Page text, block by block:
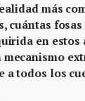
más
cuántas
en estos
mecanismo
a todos los